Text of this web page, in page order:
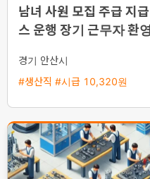
남녀 사원 모집 주급 지
스 운행 장기 근무자 환영
경기 안산시
#생산직 #시급 10,320원